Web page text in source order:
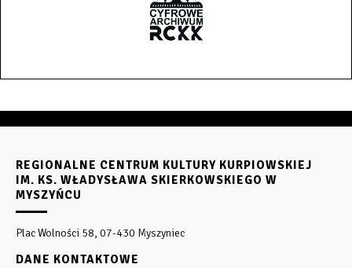
REGIONALNE CENTRUM KULTURY KURPIOWSKIEJ
IM. KS. WŁADYSŁAWA SKIERKOWSKIEGO W
MYSZYŃCU
Plac Wolności 58, 07-430 Myszyniec
DANE KONTAKTOWE